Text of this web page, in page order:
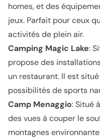
homes, et des
jeux. Parfait pour ceux
activités de plein air.
Camping Magic Lake:
propose des
un restaurant. Il est
possibilités de sports
Camp Menaggio: Situé
des vues à couper le
montagnes